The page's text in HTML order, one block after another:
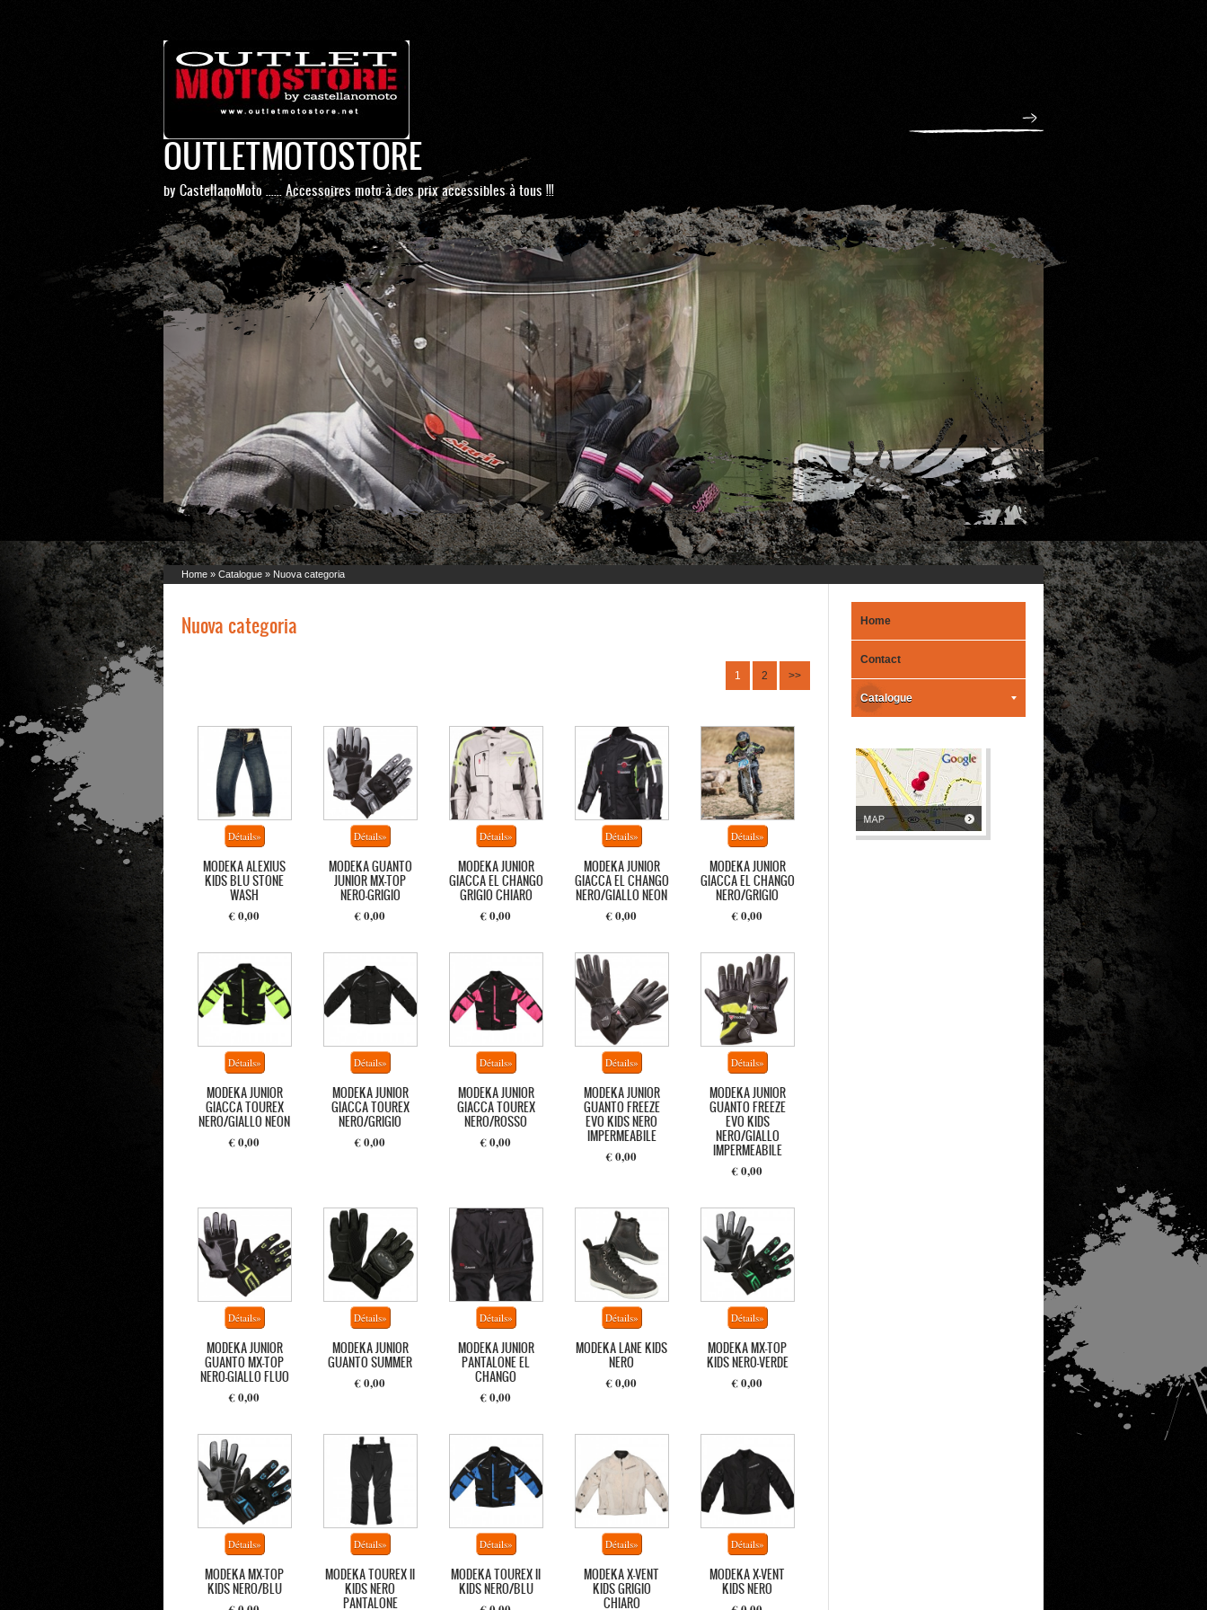
OUTLETMOTOSTORE
by CastellanoMoto ...... Accessoires moto à des prix accessibles à tous !!!
Home » Catalogue » Nuova categoria
Nuova categoria
1 2 >>
MODEKA ALEXIUS
KIDS BLU STONE
WASH
€ 0,00
MODEKA GUANTO
JUNIOR MX-TOP
NERO-GRIGIO
€ 0,00
MODEKA JUNIOR
GIACCA EL CHANGO
GRIGIO CHIARO
€ 0,00
MODEKA JUNIOR
GIACCA EL CHANGO
NERO/GIALLO NEON
€ 0,00
MODEKA JUNIOR
GIACCA EL CHANGO
NERO/GRIGIO
€ 0,00
MODEKA JUNIOR
GIACCA TOUREX
NERO/GIALLO NEON
€ 0,00
MODEKA JUNIOR
GIACCA TOUREX
NERO/GRIGIO
€ 0,00
MODEKA JUNIOR
GIACCA TOUREX
NERO/ROSSO
€ 0,00
MODEKA JUNIOR
GUANTO FREEZE
EVO KIDS NERO
IMPERMEABILE
€ 0,00
MODEKA JUNIOR
GUANTO FREEZE
EVO KIDS
NERO/GIALLO
IMPERMEABILE
€ 0,00
MODEKA JUNIOR
GUANTO MX-TOP
NERO-GIALLO FLUO
€ 0,00
MODEKA JUNIOR
GUANTO SUMMER
€ 0,00
MODEKA JUNIOR
PANTALONE EL
CHANGO
€ 0,00
MODEKA LANE KIDS
NERO
€ 0,00
MODEKA MX-TOP
KIDS NERO-VERDE
€ 0,00
MODEKA MX-TOP
KIDS NERO/BLU
MODEKA TOUREX II
KIDS NERO
PANTALONE
MODEKA TOUREX II
KIDS NERO/BLU
MODEKA X-VENT
KIDS GRIGIO
CHIARO
MODEKA X-VENT
KIDS NERO
Home
Contact
Catalogue